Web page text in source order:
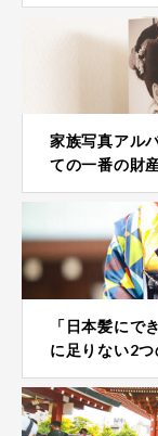
家族写真アル
ての一番の財産
「日本髪にで
に足りない2